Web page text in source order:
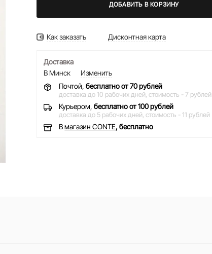
ДОБАВИТЬ В КОРЗИНУ
Как заказать Дисконтная карта
Доставка
В Минск
Изменить
Почтой,бесплатно от 70 рублей
доставка до 10 рабочих дней, стоимость - 7 рублей
Курьером,бесплатно от 100 рублей
доставка до 5 рабочих дней, стоимость - 11 рублей
Вмагазин CONTE, бесплатно